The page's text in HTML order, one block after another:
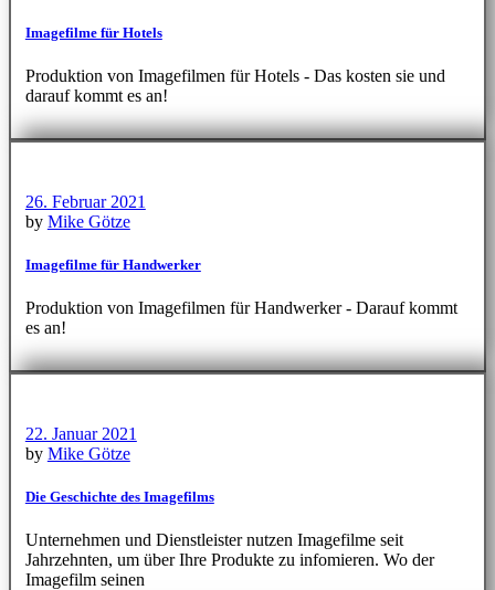
Imagefilme für Hotels
Produktion von Imagefilmen für Hotels - Das kosten sie und
darauf kommt es an!
26. Februar 2021
by Mike Götze
Imagefilme für Handwerker
Produktion von Imagefilmen für Handwerker - Darauf kommt
es an!
22. Januar 2021
by Mike Götze
Die Geschichte des Imagefilms
Unternehmen und Dienstleister nutzen Imagefilme seit
Jahrzehnten, um über Ihre Produkte zu infomieren. Wo der
Imagefilm seinen